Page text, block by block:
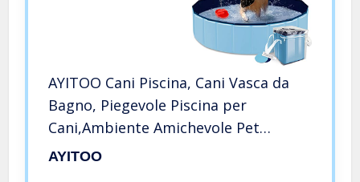
AYITOO Cani Piscina, Cani Vasca da
Bagno, Piegevole Piscina per
Cani,Ambiente Amichevole Pet
Piscina Bagno per Animale Domestico
AYITOO